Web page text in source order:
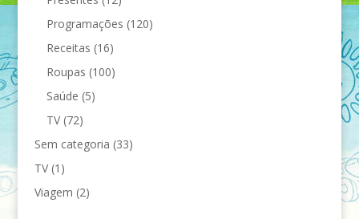
Programações (120)
Receitas (16)
Roupas (100)
Saúde (5)
TV(72)
Sem categoria (33)
TV(1)
Viagem (2)